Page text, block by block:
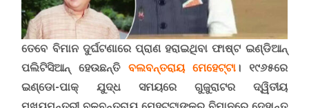
ତେବେ ବିମାନ ଦୁର୍ଘଟଣାରେ ପ୍ରାଣ ହରାଇଥିବା ଫାଷ୍ଟ ଇଣ୍ଡିଆନ୍
ପଲିଟିସିଆନ୍ ହେଉଛନ୍ତି ବଲବନ୍ତରାୟ ମେହେଟ୍ଟା । ୧୯୬୫ରେ
ଇଣ୍ଡୋ-ପାକ୍ ଯୁଦ୍ଧ ସମୟରେ ଗୁଜୁରାଟର ଦ୍ୱିତୀୟ